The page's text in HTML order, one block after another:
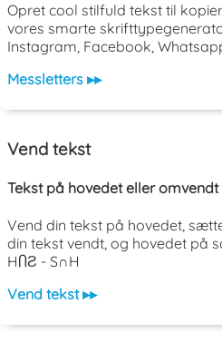
Opret cool stilfuld tekst til
vores smarte
Instagram, Facebook,
Messletters ▸▸
Vend tekst
Tekst på hovedet eller omvendt
Vend din tekst på hovedet,
din tekst vendt, og hovedet på
HႶƧ - S∩H
Vend tekst ▸▸